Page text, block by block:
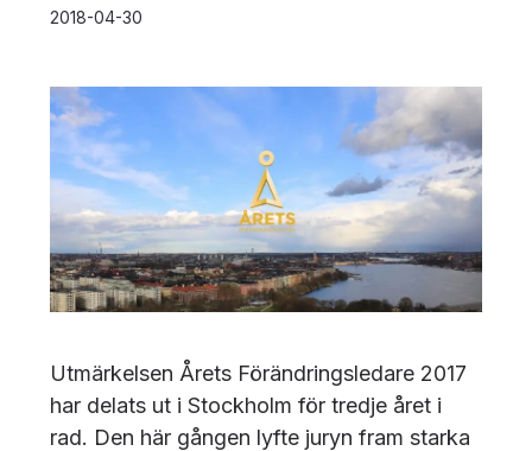
2018-04-30
Utmärkelsen Årets Förändringsledare 2017
har delats ut i Stockholm för tredje året i
rad. Den här gången lyfte juryn fram starka